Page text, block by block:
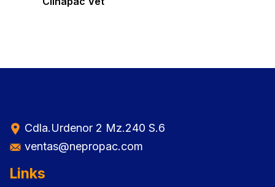
Cdla.Urdenor 2 Mz.240 S.6
ventas@nepropac.com
Links